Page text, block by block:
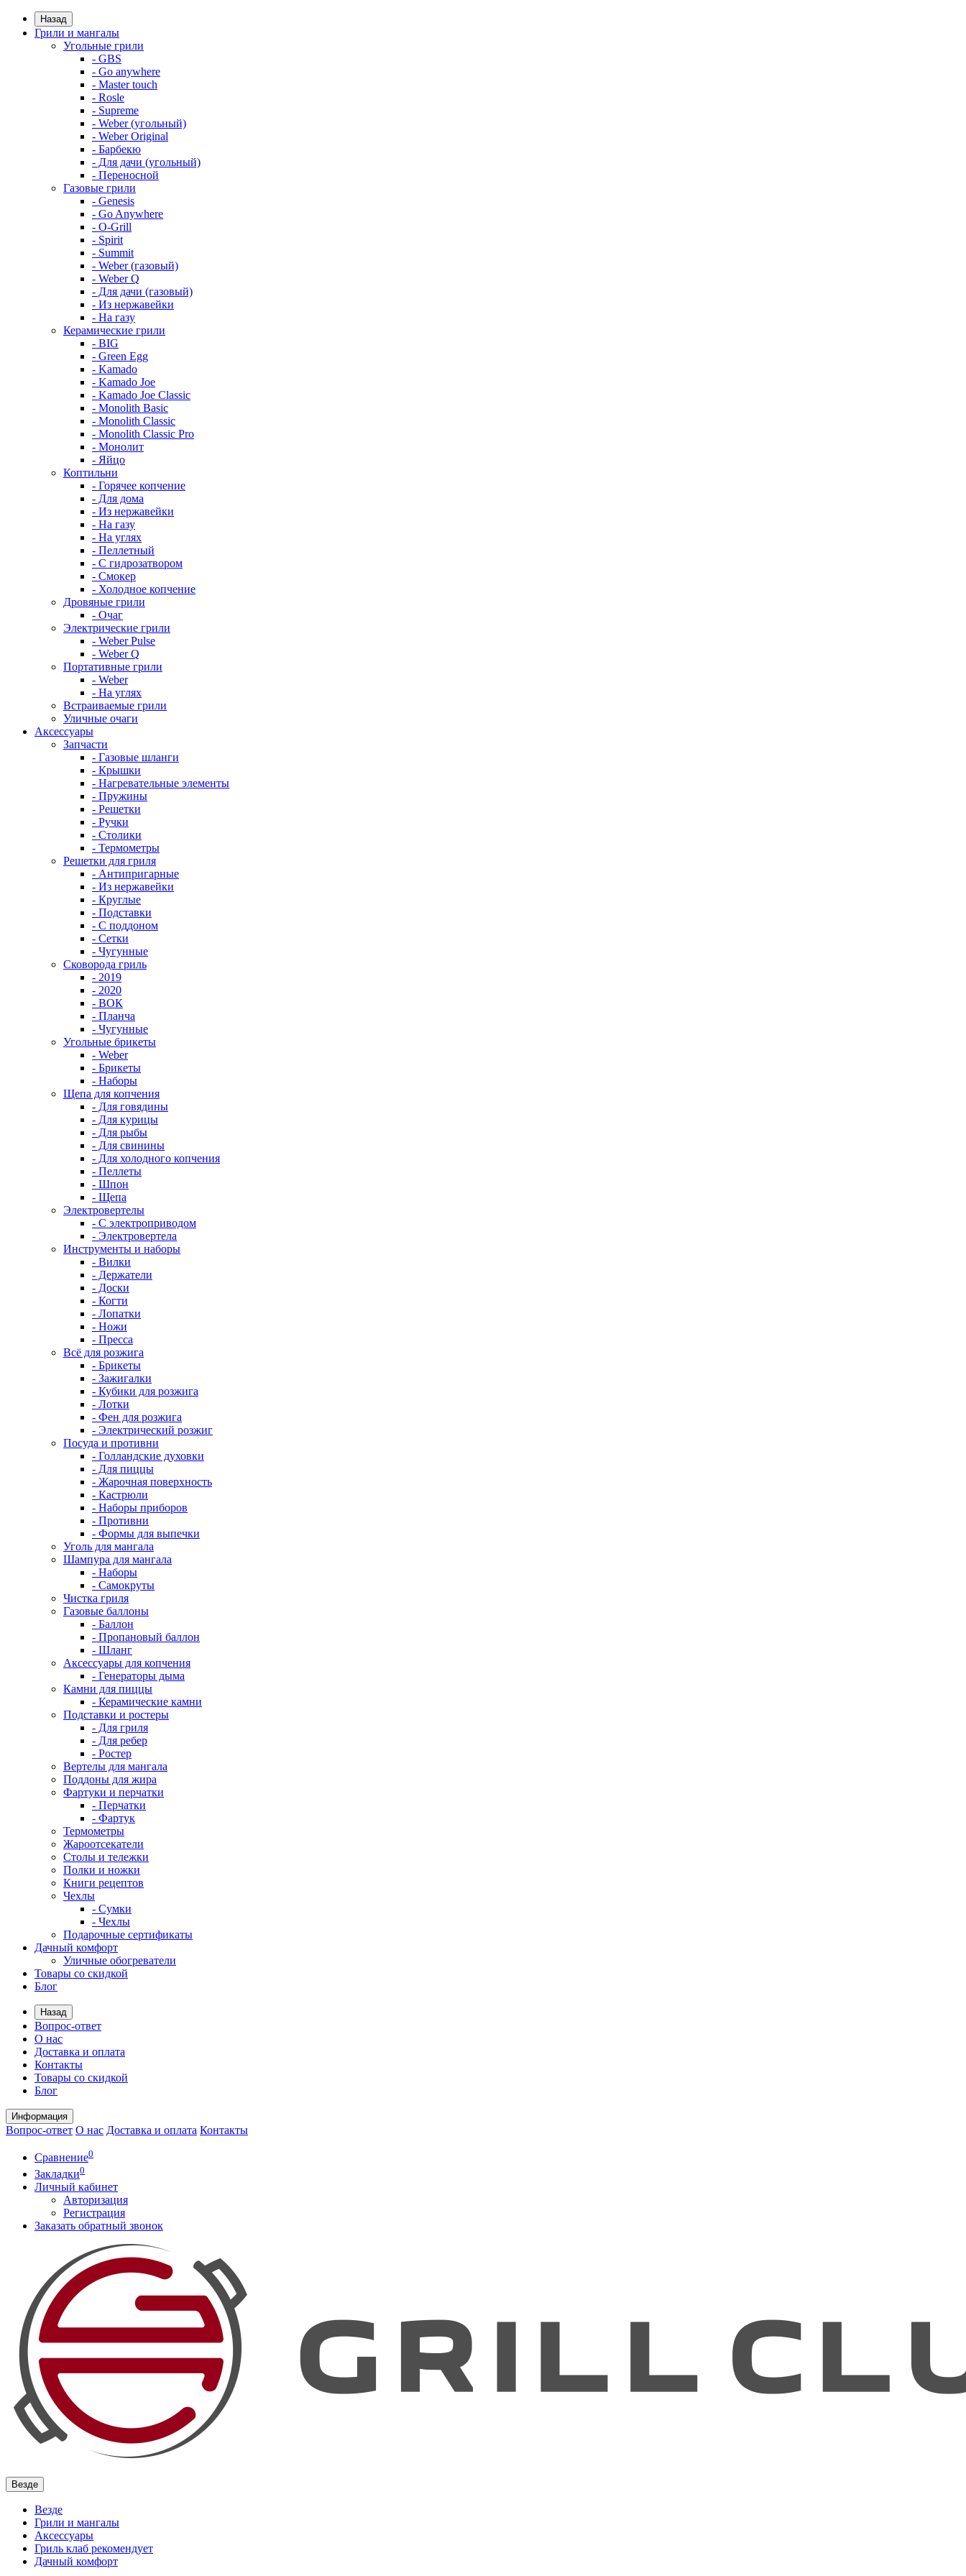
Назад
Грили и мангалы
Угольные грили
- GBS
- Go anywhere
- Master touch
- Rosle
- Supreme
- Weber (угольный)
- Weber Original
- Барбекю
- Для дачи (угольный)
- Переносной
Газовые грили
- Genesis
- Go Anywhere
- O-Grill
- Spirit
- Summit
- Weber (газовый)
- Weber Q
- Для дачи (газовый)
- Из нержавейки
- На газу
Керамические грили
- BIG
- Green Egg
- Kamado
- Kamado Joe
- Kamado Joe Classic
- Monolith Basic
- Monolith Classic
- Monolith Classic Pro
- Монолит
- Яйцо
Коптильни
- Горячее копчение
- Для дома
- Из нержавейки
- На газу
- На углях
- Пеллетный
- С гидрозатвором
- Смокер
- Холодное копчение
Дровяные грили
- Очаг
Электрические грили
- Weber Pulse
- Weber Q
Портативные грили
- Weber
- На углях
Встраиваемые грили
Уличные очаги
Аксессуары
Запчасти
- Газовые шланги
- Крышки
- Нагревательные элементы
- Пружины
- Решетки
- Ручки
- Столики
- Термометры
Решетки для гриля
- Антипригарные
- Из нержавейки
- Круглые
- Подставки
- С поддоном
- Сетки
- Чугунные
Сковорода гриль
- 2019
- 2020
- ВОК
- Планча
- Чугунные
Угольные брикеты
- Weber
- Брикеты
- Наборы
Щепа для копчения
- Для говядины
- Для курицы
- Для рыбы
- Для свинины
- Для холодного копчения
- Пеллеты
- Шпон
- Щепа
Электровертелы
- С электроприводом
- Электровертела
Инструменты и наборы
- Вилки
- Держатели
- Доски
- Когти
- Лопатки
- Ножи
- Пресса
Всё для розжига
- Брикеты
- Зажигалки
- Кубики для розжига
- Лотки
- Фен для розжига
- Электрический розжиг
Посуда и противни
- Голландские духовки
- Для пиццы
- Жарочная поверхность
- Кастрюли
- Наборы приборов
- Противни
- Формы для выпечки
Уголь для мангала
Шампура для мангала
- Наборы
- Самокруты
Чистка гриля
Газовые баллоны
- Баллон
- Пропановый баллон
- Шланг
Аксессуары для копчения
- Генераторы дыма
Камни для пиццы
- Керамические камни
Подставки и ростеры
- Для гриля
- Для ребер
- Ростер
Вертелы для мангала
Поддоны для жира
Фартуки и перчатки
- Перчатки
- Фартук
Термометры
Жароотсекатели
Столы и тележки
Полки и ножки
Книги рецептов
Чехлы
- Сумки
- Чехлы
Подарочные сертификаты
Дачный комфорт
Уличные обогреватели
Товары со скидкой
Блог
Назад
Вопрос-ответ
О нас
Доставка и оплата
Контакты
Товары со скидкой
Блог
Информация
Вопрос-ответ О нас Доставка и оплата Контакты
Сравнение0
Закладки0
Личный кабинет
Авторизация
Регистрация
Заказать обратный звонок
Везде
Везде
Грили и мангалы
Аксессуары
Гриль клаб рекомендует
Дачный комфорт